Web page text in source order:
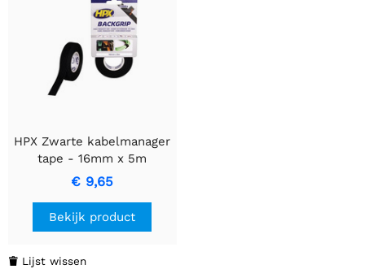
HPX Zwarte kabelmanager
tape - 16mm x 5m
€ 9,65
Bekijk product
 Lijst wissen